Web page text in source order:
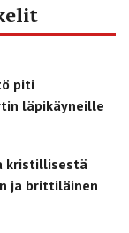
piti
läpikäyneille
kristillisestä
ja brittiläinen